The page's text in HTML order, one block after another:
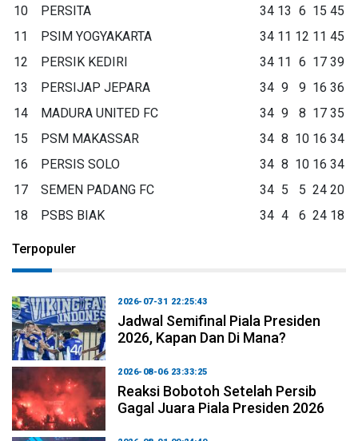
10
PERSITA 34 13 6 15 45
11
PSIM YOGYAKARTA 34 11 12 11 45
12
PERSIK KEDIRI 34 11 6 17 39
13
PERSIJAP JEPARA 34 9 9 16 36
14
MADURA UNITED FC 34 9 8 17 35
15
PSM MAKASSAR 34 8 10 16 34
16
PERSIS SOLO 34 8 10 16 34
17
SEMEN PADANG FC 34 5 5 24 20
18
PSBS BIAK 34 4 6 24 18
Terpopuler
2026-07-31 22:25:43
Jadwal Semifinal Piala Presiden
2026, Kapan Dan Di Mana?
2026-08-06 23:33:25
Reaksi Bobotoh Setelah Persib
Gagal Juara Piala Presiden 2026